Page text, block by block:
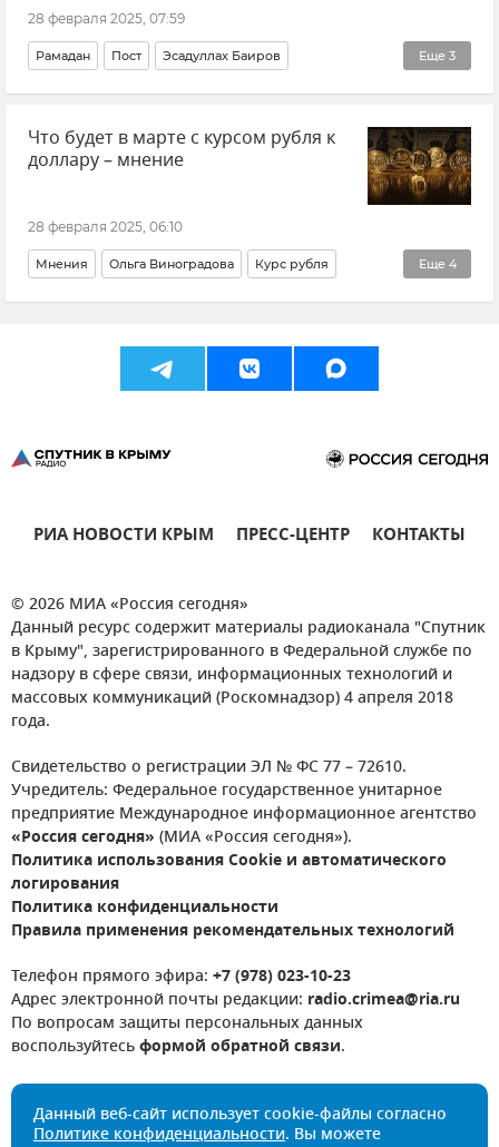
28 февраля 2025, 07:59
Еще 3
Рамадан Пост Эсадуллах Баиров
Совет эксперта Религия Мусульмане
Что будет в марте с курсом рубля к
доллару – мнение
28 февраля 2025, 06:10
Еще 4
Мнения Ольга Виноградова Курс рубля
Курс доллара Курс валют Доллар Рубль
РИА НОВОСТИ КРЫМ ПРЕСС-ЦЕНТР КОНТАКТЫ
© 2026 МИА «Россия сегодня»
Данный ресурс содержит материалы радиоканала "Спутник
в Крыму", зарегистрированного в Федеральной службе по
надзору в сфере связи, информационных технологий и
массовых коммуникаций (Роскомнадзор) 4 апреля 2018
года.
Свидетельство о регистрации ЭЛ № ФС 77 – 72610.
Учредитель: Федеральное государственное унитарное
предприятие Международное информационное агентство
«Россия сегодня» (МИА «Россия сегодня»).
Политика использования Cookie и автоматического
логирования
Политика конфиденциальности
Правила применения рекомендательных технологий
Телефон прямого эфира: +7 (978) 023-10-23
Адрес электронной почты редакции: radio.crimea@ria.ru
По вопросам защиты персональных данных
воспользуйтесьформой обратной связи.
Данный веб-сайт использует cookie-файлы согласно
Политике конфиденциальности. Вы можете